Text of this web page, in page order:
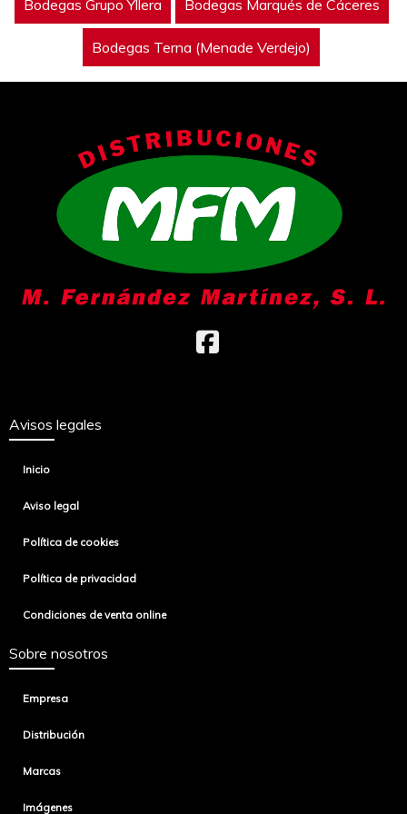
Bodegas Grupo Yllera Bodegas Marqués de Cáceres
Bodegas Terna (Menade Verdejo)
Avisos legales
Inicio
Aviso legal
Política de cookies
Política de privacidad
Condiciones de venta online
Sobre nosotros
Empresa
Distribución
Marcas
Imágenes